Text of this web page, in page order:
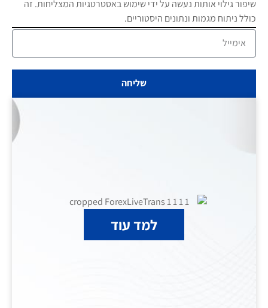
שליחה
למד עוד
שיפור גילוי אותות נעשה על ידי שימוש באסטרטגיות המצליחות. זה
כולל ניתוח מגמות ונתונים היסטוריים.